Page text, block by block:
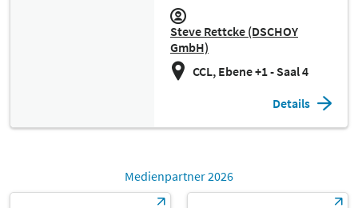
Steve Rettcke (DSCHOY
GmbH)
CCL, Ebene +1 - Saal 4
Details
Medienpartner 2026